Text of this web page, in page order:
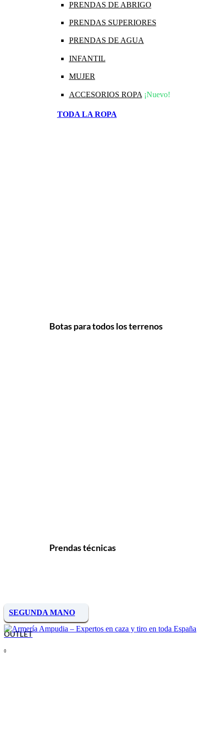
PRENDAS DE ABRIGO
PRENDAS SUPERIORES
PRENDAS DE AGUA
INFANTIL
MUJER
ACCESORIOS ROPA ¡Nuevo!
TODA LA ROPA
Botas para todos los terrenos
Prendas técnicas
SEGUNDA MANO
OUTLET
0